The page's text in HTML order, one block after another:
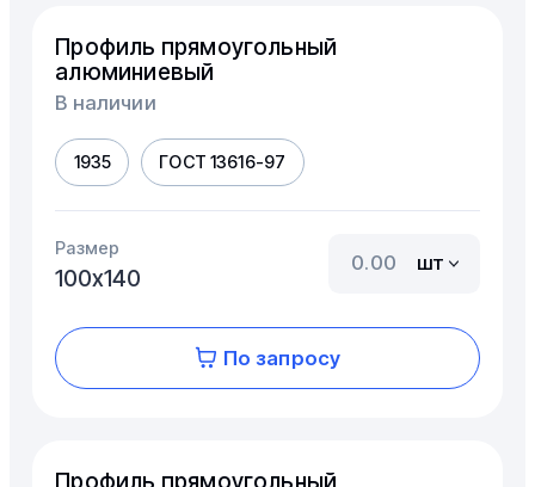
Профиль прямоугольный
алюминиевый
В наличии
1935 ГОСТ 13616-97
Размер
100х140
шт
По запросу